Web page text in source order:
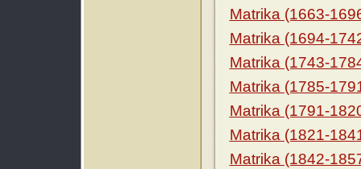
Matrika (1663-
Matrika (1694-
Matrika (1743-
Matrika (1785-
Matrika (1791-
Matrika (1821-
Matrika (1842-